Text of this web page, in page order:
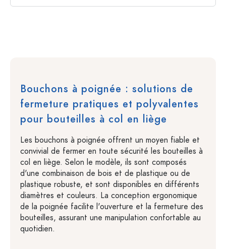
Bouchons à poignée : solutions de
fermeture pratiques et polyvalentes
pour bouteilles à col en liège
Les bouchons à poignée offrent un moyen fiable et
convivial de fermer en toute sécurité les bouteilles à
col en liège. Selon le modèle, ils sont composés
d'une combinaison de bois et de plastique ou de
plastique robuste, et sont disponibles en différents
diamètres et couleurs. La conception ergonomique
de la poignée facilite l'ouverture et la fermeture des
bouteilles, assurant une manipulation confortable au
quotidien.